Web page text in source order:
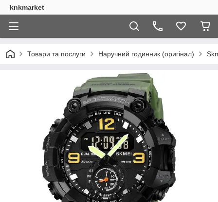
knkmarket
Товари та послуги Наручний годинник (оригінал)